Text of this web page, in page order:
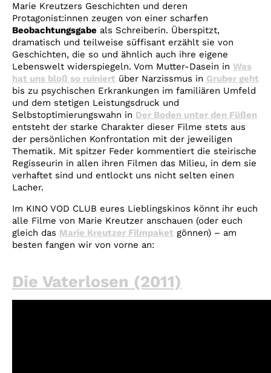
Marie Kreutzers Geschichten und deren
Protagonist:innen zeugen von einer scharfen
Beobachtungsgabe als Schreiberin. Überspitzt,
dramatisch und teilweise süffisant erzählt sie von
Geschichten, die so und ähnlich auch ihre eigene
Lebenswelt widerspiegeln. Vom Mutter-Dasein in Was
hat uns bloß so ruiniert über Narzissmus in Gruber geht
bis zu psychischen Erkrankungen im familiären Umfeld
und dem stetigen Leistungsdruck und
Selbstoptimierungswahn in Der Boden unter den Füßen
entsteht der starke Charakter dieser Filme stets aus
der persönlichen Konfrontation mit der jeweiligen
Thematik. Mit spitzer Feder kommentiert die steirische
Regisseurin in allen ihren Filmen das Milieu, in dem sie
verhaftet sind und entlockt uns nicht selten einen
Lacher.
Im KINO VOD CLUB eures Lieblingskinos könnt ihr euch
alle Filme von Marie Kreutzer anschauen (oder euch
gleich das Marie Kreutzer Filmpaket gönnen) – am
besten fangen wir von vorne an:
Die Vaterlosen (2011)